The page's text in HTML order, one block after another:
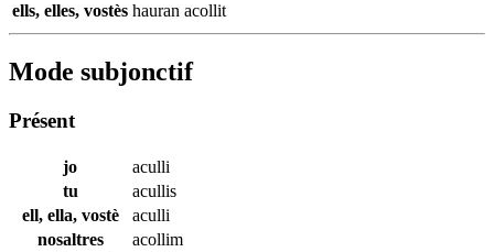
ells, elles, vostès hauran acollit
Mode subjonctif
Présent
jo
aculli
tu
acullis
ell, ella, vostè
aculli
nosaltres
acollim